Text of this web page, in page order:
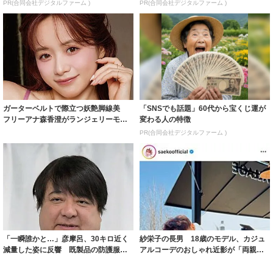
PR(合同会社デジタルファーム ) PR(合同会社デジタルファーム )
ガーターベルトで際立つ妖艶脚線美
フリーアナ森香澄がランジェリーモデ
「SNSでも話題」60代から宝くじ運が
変わる人の特徴
PR(合同会社デジタルファーム )
「一瞬誰かと…」彦摩呂、30キロ近く
減量した姿に反響 既製品の防護服が
紗栄子の長男 18歳のモデル、カジュ
アルコーデのおしゃれ近影が「両親の